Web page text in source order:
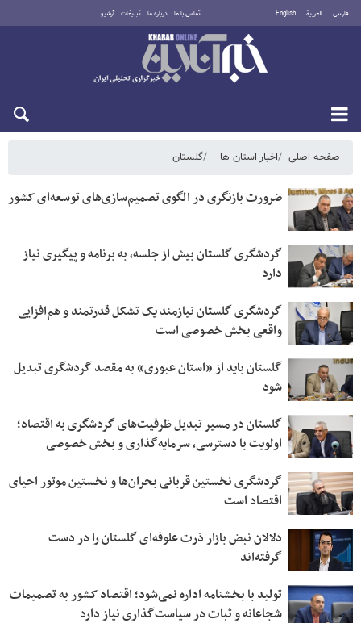
فارسی العربية English تماس با ما درباره ما تبلیغات آرشیو
جمعه ۱۶ مرداد ۱۴۰۵
صفحه اصلی اخبار استان ها گلستان
ضرورت بازنگری در الگوی تصمیم‌سازی‌های توسعه‌ای کشور
گردشگری گلستان بیش از جلسه، به برنامه و پیگیری نیاز
دارد
گردشگری گلستان نیازمند یک تشکل قدرتمند و هم‌افزایی
واقعی بخش خصوصی است
گلستان باید از «استان عبوری» به مقصد گردشگری تبدیل
شود
گلستان در مسیر تبدیل ظرفیت‌های گردشگری به اقتصاد؛
اولویت با دسترسی، سرمایه‌گذاری و بخش خصوصی
گردشگری نخستین قربانی بحران‌ها و نخستین موتور احیای
اقتصاد است
دلالان نبض بازار ذرت علوفه‌ای گلستان را در دست
گرفته‌اند
تولید با بخشنامه اداره نمی‌شود؛ اقتصاد کشور به تصمیمات
شجاعانه و ثبات در سیاست‌گذاری نیاز دارد